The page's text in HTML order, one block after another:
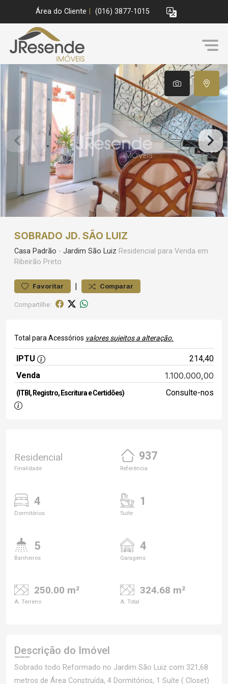
Área do Cliente (016) 3877-1015
SOBRADO JD. SÃO LUIZ
Casa Padrão - Jardim São Luiz Residencial para Venda em
Ribeirão Preto
Favoritar | Comparar
Compartilhe:
Total para Acessórios valores sujeitos a alteração.
IPTU
214,40
Venda
1.100.000,00
(ITBI, Registro, Escritura e Certidões) Consulte-nos
Residencial
Finalidade
937
Referência
4
Dormitórios
1
Suite
5
Banheiros
4
Garagens
250.00 m²
A. Terreno
324.68 m²
A. Total
Descrição do Imóvel
Sobrado todo Reformado no Jardim São Luiz com 321,68
metros de Área Construída, 4 Dormitórios, 1 Suíte ( Closet)